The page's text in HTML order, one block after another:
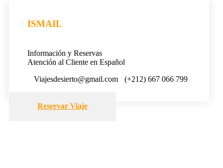
ISMAIL
Información y Reservas
Atención al Cliente en Español
Viajesdesierto@gmail.com
(+212) 667 066 799
Reservar Viaje